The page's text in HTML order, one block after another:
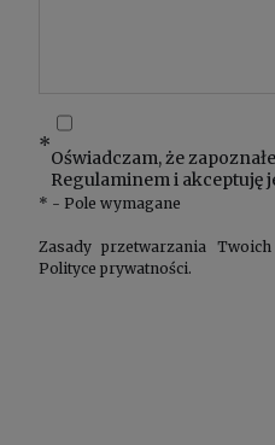
*
Oświadczam, że
Regulaminemi akceptuję
* - Pole wymagane
Zasady przetwarzania
Polityce prywatności.